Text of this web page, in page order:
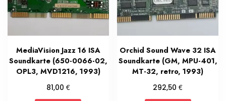
MediaVision Jazz 16 ISA
Soundkarte (650-0066-02,
OPL3, MVD1216, 1993)
81,00 €
Orchid Sound Wave 32 ISA
Soundkarte (GM, MPU-401,
MT-32, retro, 1993)
292,50€